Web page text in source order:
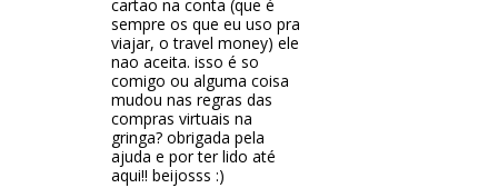
cartao na conta (que é
sempre os que eu uso pra
viajar, o travel money) ele
nao aceita. isso é so
comigo ou alguma coisa
mudou nas regras das
compras virtuais na
gringa? obrigada pela
ajuda e por ter lido até
aqui!! beijosss :)